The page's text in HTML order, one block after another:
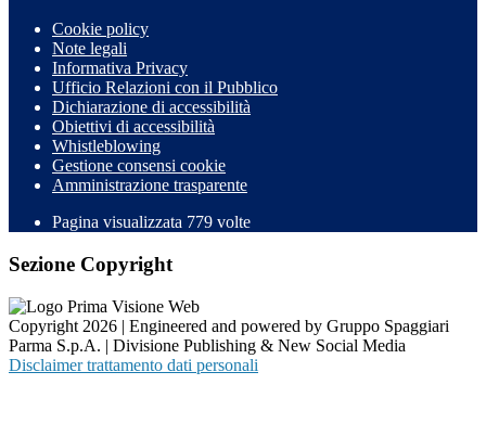
Cookie policy
Note legali
Informativa Privacy
Ufficio Relazioni con il Pubblico
Dichiarazione di accessibilità
Obiettivi di accessibilità
Whistleblowing
Gestione consensi cookie
Amministrazione trasparente
Pagina visualizzata 779 volte
Sezione Copyright
Copyright 2026 | Engineered and powered by Gruppo Spaggiari
Parma S.p.A. | Divisione Publishing & New Social Media
Disclaimer trattamento dati personali